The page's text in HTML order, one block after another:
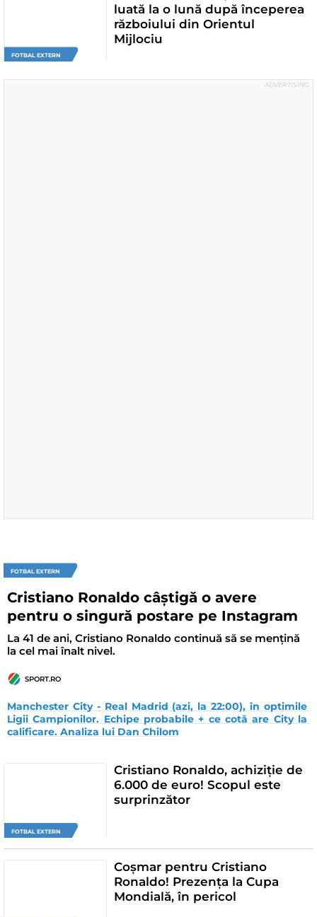
FOTBAL EXTERN
luată la o lună după începerea
războiului din Orientul
Mijlociu
FOTBAL EXTERN
Cristiano Ronaldo câștigă o avere
pentru o singură postare pe Instagram
La 41 de ani, Cristiano Ronaldo continuă să se mențină
la cel mai înalt nivel.
SPORT.RO
Manchester City - Real Madrid (azi, la 22:00), în optimile
Ligii Campionilor. Echipe probabile + ce cotă are City la
calificare. Analiza lui Dan Chilom
FOTBAL EXTERN
Cristiano Ronaldo, achiziție de
6.000 de euro! Scopul este
surprinzător
Coșmar pentru Cristiano
Ronaldo! Prezența la Cupa
Mondială, în pericol